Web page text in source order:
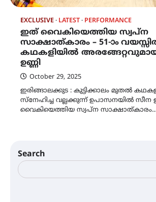
EXCLUSIVE LATEST PERFORMANCE
ഇത് വൈകിയെത്തിയ സ്വപ്ന
സാക്ഷാത്കാരം – 51-ാം
കഥകളിയിൽ
ഉണ്ണി
October 29, 2025
ഇരിങ്ങാലക്കുട : കുട്ടിക്കാലം മുതൽ
സ്നേഹിച്ച വല്ലക്കുന്ന് ഉപാസനയിൽ സീന
വൈകിയെത്തിയ സ്വപ്ന
Search